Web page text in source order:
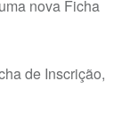
nova Ficha
de Inscrição,